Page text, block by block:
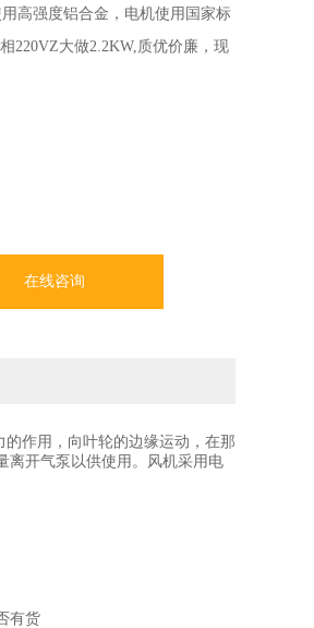
高强度铝合金，电机使用国家标
220VZ大做2.2KW,质优价廉，现
在线咨询
作用，向叶轮的边缘运动，在那
离开气泵以供使用。风机采用电
有货